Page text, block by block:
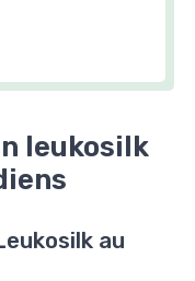
leukosilk
au